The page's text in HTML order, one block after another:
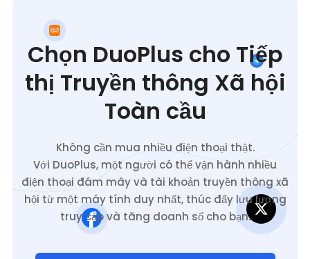
Chọn DuoPlus cho Tiếp
thị Truyền thông Xã hội
Toàn cầu
Không cần mua nhiều điện thoại thật.
Với DuoPlus, một người có thể vận hành nhiều
điện thoại đám mây và tài khoản truyền thông xã
hội từ một máy tính duy nhất, thúc đẩy lưu lượng
truy cập và tăng doanh số cho bạn.